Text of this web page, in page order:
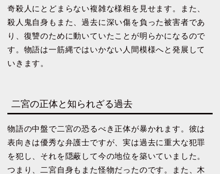
奇殺人にとどまらない複雑な様相を見せます。また、
殺人鬼自身もまた、過去に深い傷を負った被害者であ
り、復讐のために動いていたことが明らかになるので
す。物語は一筋縄ではいかない人間模様へと発展して
いきます。
二宮の正体と知られざる過去
物語の中盤で二宮の恐るべき正体が暴かれます。彼は
表向きは優秀な弁護士ですが、実は過去に重大な犯罪
を犯し、それを隠蔽して今の地位を築いていました。
つまり、二宮自身もまた怪物だったのです。また、木